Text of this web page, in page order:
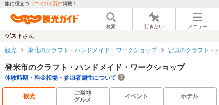
旅に役立つ口コミ100万件掲載！
検索 行きたい メニュー
ゲスト さん
観光 東北のクラフト・ハンドメイド・ワークショップ 宮城のクラフト・
登米市のクラフト・ハンドメイド・ワークショップ
体験時期・料金相場・参加者属性について
観光
ご当地
グルメ
イベント ホテル